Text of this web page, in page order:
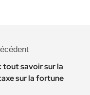
tout savoir sur la
sur la fortune